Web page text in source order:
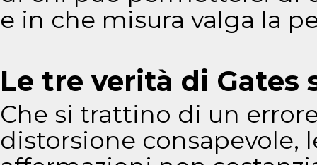
e in che misura valga la
Le tre verità di
Che si trattino di un
distorsione consapevole,